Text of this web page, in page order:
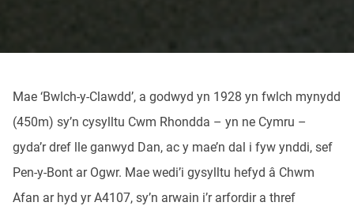
Mae ‘Bwlch-y-Clawdd’, a godwyd yn 1928 yn fwlch mynydd
(450m) sy’n cysylltu Cwm Rhondda – yn ne Cymru –
gyda’r dref lle ganwyd Dan, ac y mae’n dal i fyw ynddi, sef
Pen-y-Bont ar Ogwr. Mae wedi’i gysylltu hefyd â Chwm
Afan ar hyd yr A4107, sy’n arwain i’r arfordir a thref